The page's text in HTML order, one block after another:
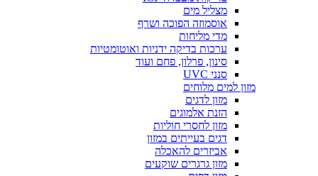
מצליל מים
אוסמוזה הפוכה ושרף
מדי מליחות
ערכות בדיקה ידניות ואוטומטיות
סינון, פרלון, פחם ועוד
סנני UVC
מזון למים מלוחים
מזון לדגים
הזנת אלמוגים
מזון לחסרי חוליות
דגים בעייתים במזון
אביזרים להאכלה
מזון גרגרים שוקעים